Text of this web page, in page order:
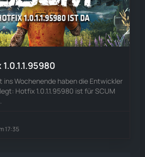
ins Wochenende haben die Entwickler
Hotfix 1.0.1.1.95980 ist für SCUM
17:35